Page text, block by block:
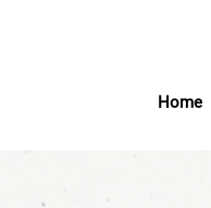
Home